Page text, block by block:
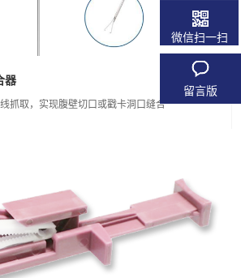
器
抓取，实现腹壁切口或戳卡洞口缝合
微信扫一扫
留言版